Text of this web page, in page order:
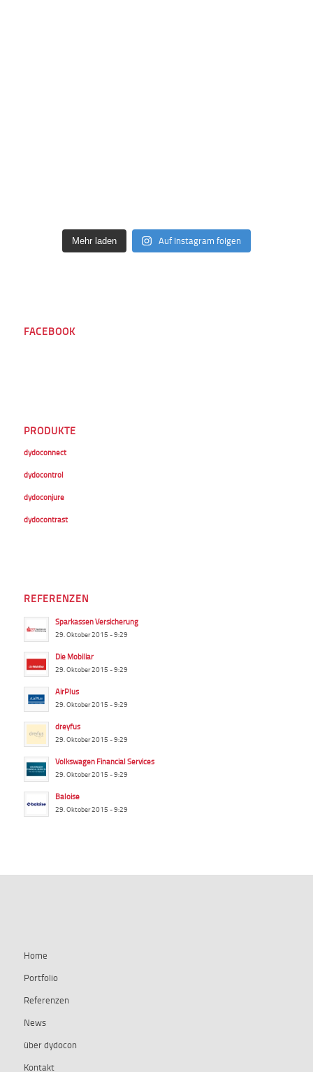
Mehr laden Auf Instagram folgen
FACEBOOK
PRODUKTE
dydoconnect
dydocontrol
dydoconjure
dydocontrast
REFERENZEN
Sparkassen Versicherung
29. Oktober 2015 - 9:29
Die Mobiliar
29. Oktober 2015 - 9:29
AirPlus
29. Oktober 2015 - 9:29
dreyfus
29. Oktober 2015 - 9:29
Volkswagen Financial Services
29. Oktober 2015 - 9:29
Baloise
29. Oktober 2015 - 9:29
Home
Portfolio
Referenzen
News
über dydocon
Kontakt